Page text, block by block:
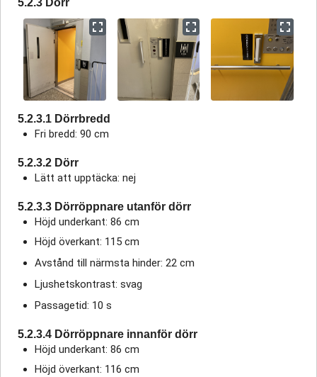
5.2.3.1 Dörrbredd
Fri bredd: 90 cm
5.2.3.2 Dörr
Lätt att upptäcka: nej
5.2.3.3 Dörröppnare utanför dörr
Höjd underkant: 86 cm
Höjd överkant: 115 cm
Avstånd till närmsta hinder: 22 cm
Ljushetskontrast: svag
Passagetid: 10 s
5.2.3.4 Dörröppnare innanför dörr
Höjd underkant: 86 cm
Höjd överkant: 116 cm